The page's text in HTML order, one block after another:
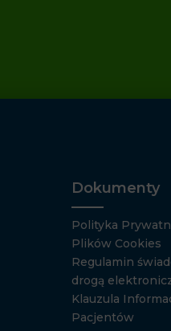
Dokumenty
Polityka
Plików Cookies
Regulamin
drogą
Klauzula
Pacjentów